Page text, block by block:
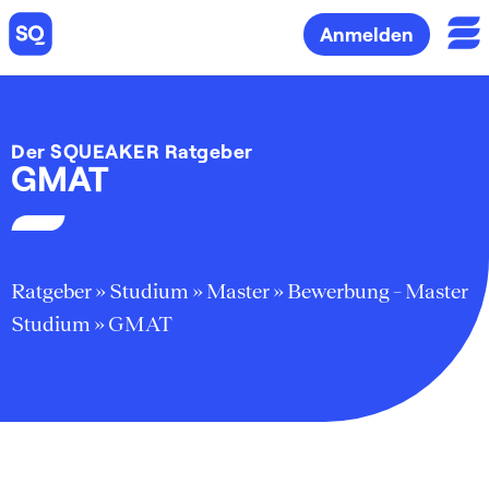
Anmelden
Der SQUEAKER Ratgeber
GMAT
Ratgeber»Studium »Master»Bewerbung – Master
Studium »GMAT